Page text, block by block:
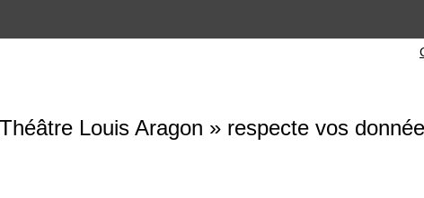
Louis Aragon » respecte vos
Louis Aragon